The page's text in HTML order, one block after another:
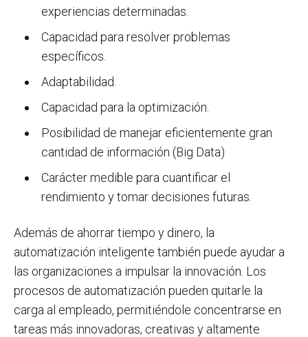
experiencias determinadas.
Capacidad para resolver problemas
específicos.
Adaptabilidad.
Capacidad para la optimización.
Posibilidad de manejar eficientemente gran
cantidad de información (Big Data)
Carácter medible para cuantificar el
rendimiento y tomar decisiones futuras.
Además de ahorrar tiempo y dinero, la
automatización inteligente también puede ayudar a
las organizaciones a impulsar la innovación. Los
procesos de automatización pueden quitarle la
carga al empleado, permitiéndole concentrarse en
tareas más innovadoras, creativas y altamente